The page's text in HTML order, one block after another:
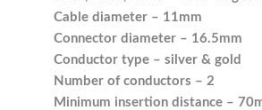
Cable diameter – 11mm
Connector diameter – 16.5mm
Conductor type – silver & gold
Number of conductors – 2
Minimum insertion distance –